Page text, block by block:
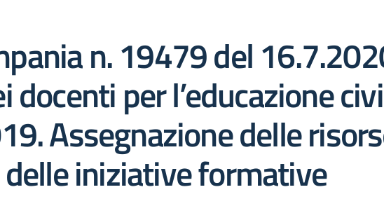
n. 19479 del
per l’educazione
Assegnazione delle
iniziative formative